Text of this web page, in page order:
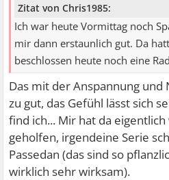
Zitat von Chris1985:
Ich war heute Vormittag noch
mir dann erstaunlich gut. Da
beschlossen heute noch eine
Das mit der Anspannung
zu gut, das Gefühl lässt sich
find ich... Mir hat da
geholfen, irgendeine Serie
Passedan (das sind so
wirklich sehr wirksam).